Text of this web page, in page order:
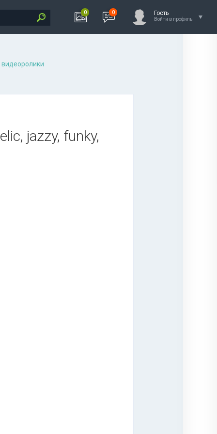
0 0 Гость
Войти в профиль
jazzy, funky,